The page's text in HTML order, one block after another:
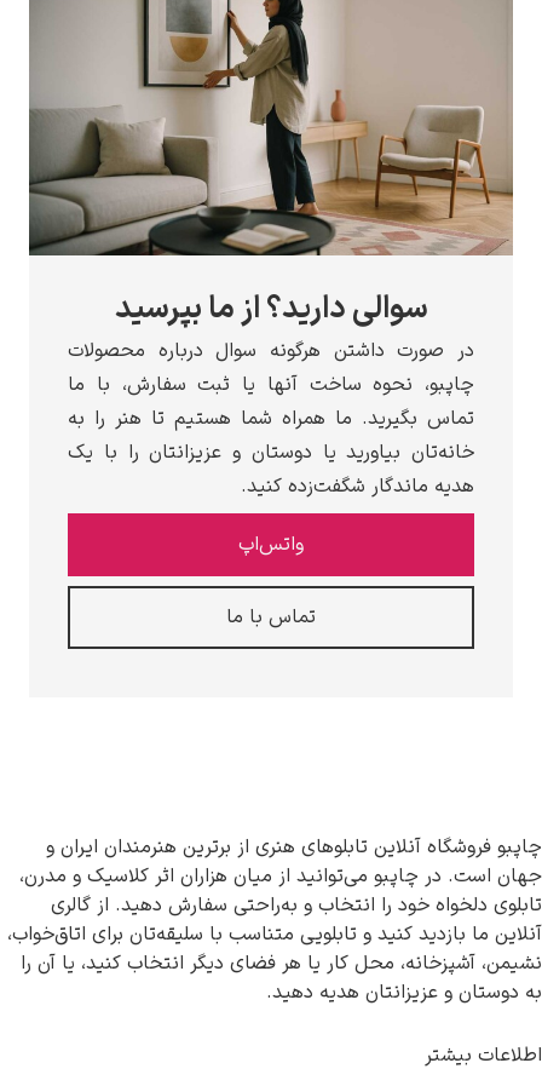
سوالی دارید؟ از ما بپرسید
در صورت داشتن هرگونه سوال درباره محصولات
چاپبو، نحوه ساخت آنها یا ثبت سفارش، با ما
تماس بگیرید. ما همراه شما هستیم تا هنر را به
خانه‌تان بیاورید یا دوستان و عزیزانتان را با یک
هدیه ماندگار شگفت‌زده کنید.
واتس‌اپ
تماس با ما
چاپبو فروشگاه آنلاین تابلوهای هنری از برترین هنرمندان ایران و
جهان است. در چاپبو می‌توانید از میان هزاران اثر کلاسیک و مدرن،
تابلوی دلخواه خود را انتخاب و به‌راحتی سفارش دهید. از گالری
آنلاین ما بازدید کنید و تابلویی متناسب با سلیقه‌تان برای اتاق‌خواب،
نشیمن، آشپزخانه، محل کار یا هر فضای دیگر انتخاب کنید، یا آن را
به دوستان و عزیزانتان هدیه دهید.
اطلاعات بیشتر